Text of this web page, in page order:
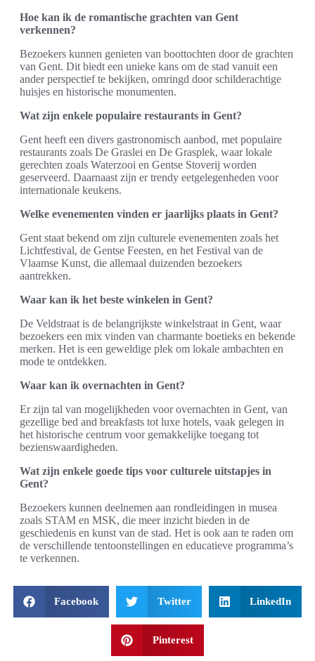
Hoe kan ik de romantische grachten van Gent
verkennen?
Bezoekers kunnen genieten van boottochten door de grachten
van Gent. Dit biedt een unieke kans om de stad vanuit een
ander perspectief te bekijken, omringd door schilderachtige
huisjes en historische monumenten.
Wat zijn enkele populaire restaurants in Gent?
Gent heeft een divers gastronomisch aanbod, met populaire
restaurants zoals De Graslei en De Grasplek, waar lokale
gerechten zoals Waterzooi en Gentse Stoverij worden
geserveerd. Daarnaast zijn er trendy eetgelegenheden voor
internationale keukens.
Welke evenementen vinden er jaarlijks plaats in Gent?
Gent staat bekend om zijn culturele evenementen zoals het
Lichtfestival, de Gentse Feesten, en het Festival van de
Vlaamse Kunst, die allemaal duizenden bezoekers
aantrekken.
Waar kan ik het beste winkelen in Gent?
De Veldstraat is de belangrijkste winkelstraat in Gent, waar
bezoekers een mix vinden van charmante boetieks en bekende
merken. Het is een geweldige plek om lokale ambachten en
mode te ontdekken.
Waar kan ik overnachten in Gent?
Er zijn tal van mogelijkheden voor overnachten in Gent, van
gezellige bed and breakfasts tot luxe hotels, vaak gelegen in
het historische centrum voor gemakkelijke toegang tot
bezienswaardigheden.
Wat zijn enkele goede tips voor culturele uitstapjes in
Gent?
Bezoekers kunnen deelnemen aan rondleidingen in musea
zoals STAM en MSK, die meer inzicht bieden in de
geschiedenis en kunst van de stad. Het is ook aan te raden om
de verschillende tentoonstellingen en educatieve programma’s
te verkennen.
Facebook Twitter LinkedIn
Pinterest